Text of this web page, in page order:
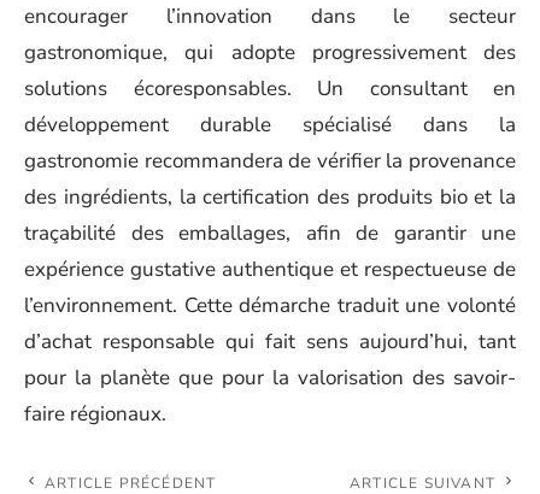
encourager l’innovation dans le secteur
gastronomique, qui adopte progressivement des
solutions écoresponsables. Un consultant en
développement durable spécialisé dans la
gastronomie recommandera de vérifier la provenance
des ingrédients, la certification des produits bio et la
traçabilité des emballages, afin de garantir une
expérience gustative authentique et respectueuse de
l’environnement. Cette démarche traduit une volonté
d’achat responsable qui fait sens aujourd’hui, tant
pour la planète que pour la valorisation des savoir-
faire régionaux.
ARTICLE PRÉCÉDENT ARTICLE SUIVANT